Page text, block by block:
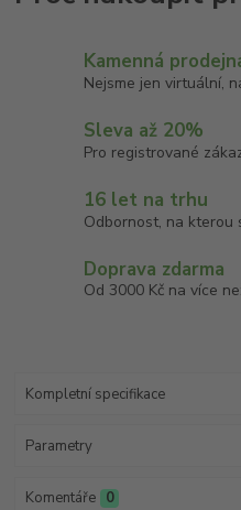
Kamenná
Nejsme jen virtuální,
Sleva až 20%
Pro registrované
16 let na trhu
Odbornost, na kterou
Doprava zdarma
Od 3000 Kč na více
Kompletní specifikace
Parametry
Komentáře 0